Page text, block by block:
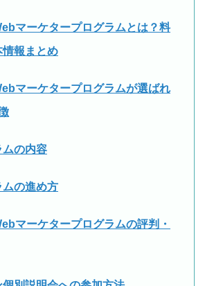
マーケタープログラムとは？料
報まとめ
マーケタープログラムが選ばれ
ムの内容
ムの進め方
マーケタープログラムの評判・